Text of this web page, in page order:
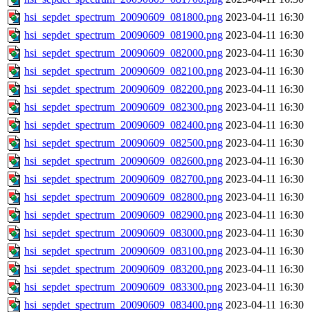
hsi_sepdet_spectrum_20090609_081800.png 2023-04-11 16:30
hsi_sepdet_spectrum_20090609_081900.png 2023-04-11 16:30
hsi_sepdet_spectrum_20090609_082000.png 2023-04-11 16:30
hsi_sepdet_spectrum_20090609_082100.png 2023-04-11 16:30
hsi_sepdet_spectrum_20090609_082200.png 2023-04-11 16:30
hsi_sepdet_spectrum_20090609_082300.png 2023-04-11 16:30
hsi_sepdet_spectrum_20090609_082400.png 2023-04-11 16:30
hsi_sepdet_spectrum_20090609_082500.png 2023-04-11 16:30
hsi_sepdet_spectrum_20090609_082600.png 2023-04-11 16:30
hsi_sepdet_spectrum_20090609_082700.png 2023-04-11 16:30
hsi_sepdet_spectrum_20090609_082800.png 2023-04-11 16:30
hsi_sepdet_spectrum_20090609_082900.png 2023-04-11 16:30
hsi_sepdet_spectrum_20090609_083000.png 2023-04-11 16:30
hsi_sepdet_spectrum_20090609_083100.png 2023-04-11 16:30
hsi_sepdet_spectrum_20090609_083200.png 2023-04-11 16:30
hsi_sepdet_spectrum_20090609_083300.png 2023-04-11 16:30
hsi_sepdet_spectrum_20090609_083400.png 2023-04-11 16:30